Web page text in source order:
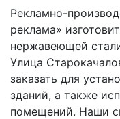
Рекламно-
реклама»
нержавеющей
Улица
заказать для
зданий, а также
помещений. Наши